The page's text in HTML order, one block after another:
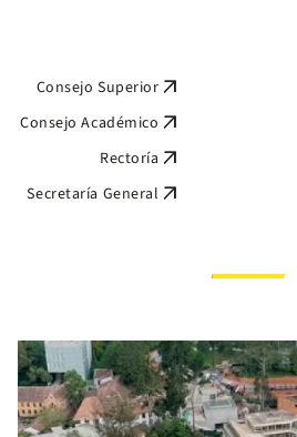
Consejo Superior arrow_outward
Consejo Académico arrow_outward
Rectoría arrow_outward
Secretaría General arrow_outward